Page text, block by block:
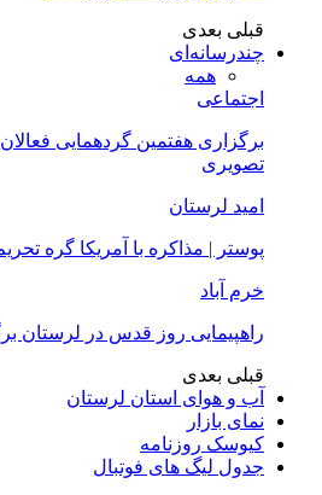
قبلی بعدی
چندرسانه‌ای
همه
اجتماعی
برگزاری هفتمین گردهمایی
تصویری
امید لرستان
پوستر | مذاکره با آمریکا گره
خرم آباد
راهپیمایی روز قدس در لرستان
قبلی بعدی
آب و هوای استان لرستان
نمای بازار
کیوسک روزنامه
جدول لیگ های فوتبال